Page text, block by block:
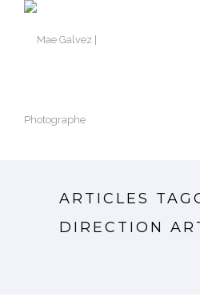
ARTICLES
DIRECTION